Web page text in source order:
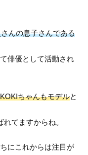
んの息子さんである
俳優として活動され
ちゃんもモデルと
てますからね。
にこれからは注目が